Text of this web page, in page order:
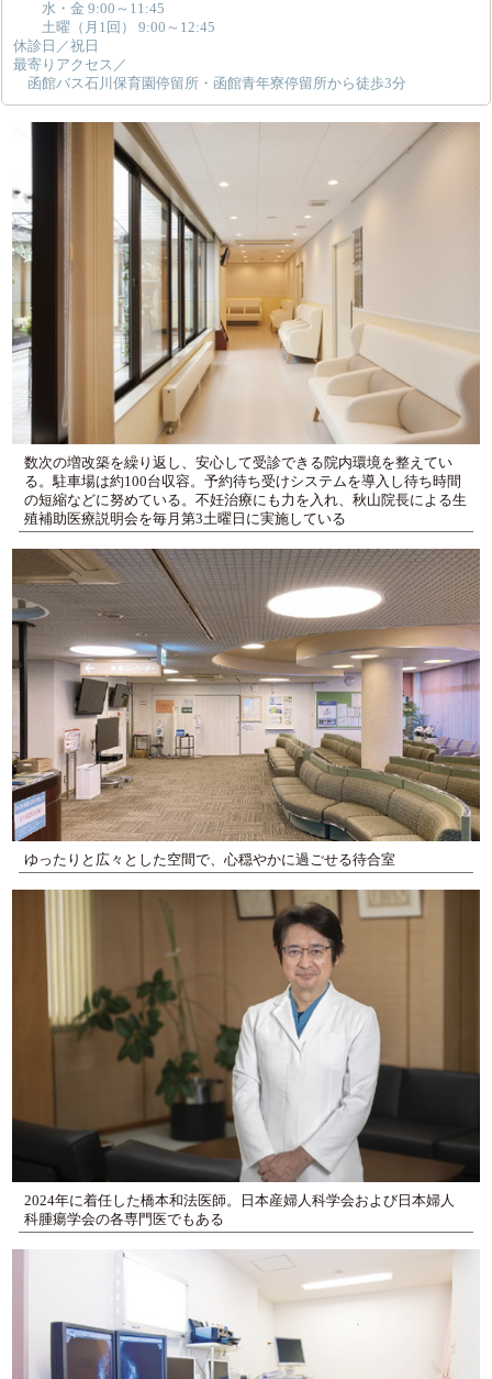
水・金 9:00～11:45
土曜（月1回） 9:00～12:45
休診日／祝日
最寄りアクセス／
函館バス石川保育園停留所・函館青年寮停留所から徒歩3分
数次の増改築を繰り返し、安心して受診できる院内環境を整えてい
る。駐車場は約100台収容。予約待ち受けシステムを導入し待ち時間
の短縮などに努めている。不妊治療にも力を入れ、秋山院長による生
殖補助医療説明会を毎月第3土曜日に実施している
ゆったりと広々とした空間で、心穏やかに過ごせる待合室
2024年に着任した橋本和法医師。日本産婦人科学会および日本婦人
科腫瘍学会の各専門医でもある